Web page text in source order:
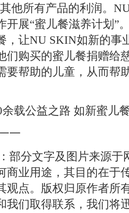
他所有产品的利润。
开展“蜜儿餐滋养计划”
，让NU SKIN如新的事
们购买的蜜儿餐捐赠给
要帮助的儿童，从而帮
载公益之路 如新蜜儿
一
部分文字及图片来源
商业用途，其目的在于
观点。版权归原作者所
我们取得联系，我们将